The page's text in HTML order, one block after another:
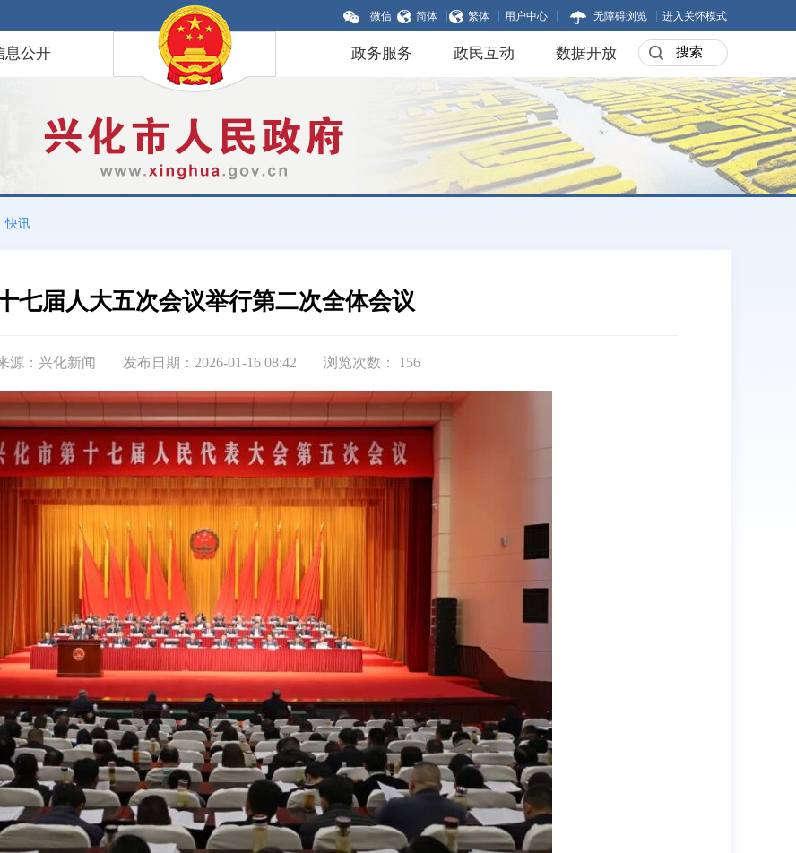
微信 简体 繁体 用户中心 无障碍浏览 进入关怀模式
息公开 政务服务 政民互动 数据开放
快讯
七届人大五次会议举行第二次全体会议
源：兴化新闻 发布日期：2026-01-16 08:42 浏览次数： 156